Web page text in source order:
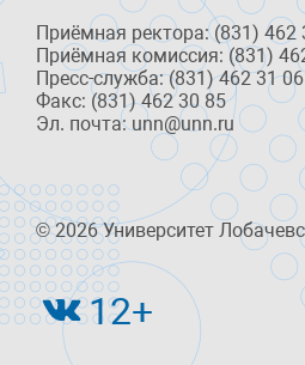
Приёмная ректора: (831) 462
Приёмная комиссия: (831)
Пресс-служба: (831) 462 31 06
Факс: (831) 462 30 85
Эл. почта: unn@unn.ru
© 2026 Университет
12+